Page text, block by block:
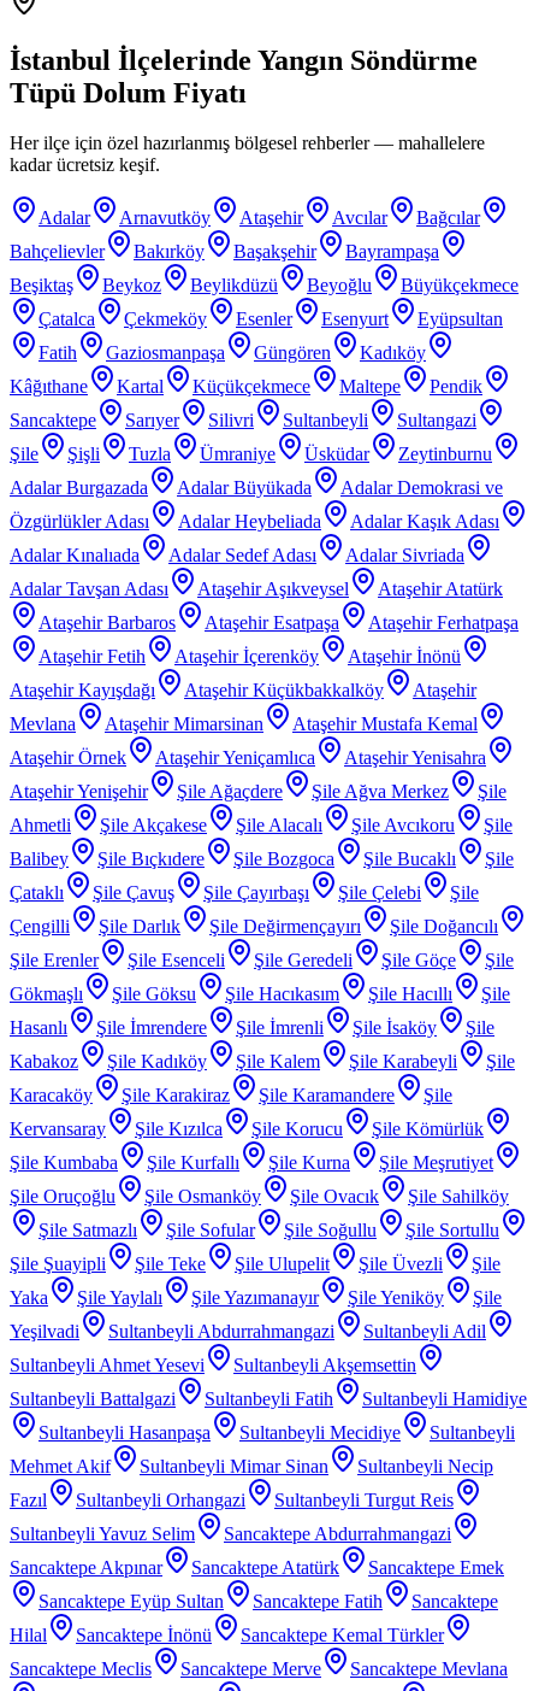
İstanbul İlçelerinde Yangın Söndürme
Tüpü Dolum Fiyatı
Her ilçe için özel hazırlanmış bölgesel rehberler — mahallelere
kadar ücretsiz keşif.
Adalar Arnavutköy Ataşehir Avcılar
Bağcılar
Bahçelievler
Bakırköy Başakşehir
Bayrampaşa
Beşiktaş
Beykoz Beylikdüzü Beyoğlu
Büyükçekmece
Çatalca
Çekmeköy Esenler Esenyurt
Eyüpsultan
Fatih
Gaziosmanpaşa Güngören
Kadıköy
Kâğıthane
Kartal Küçükçekmece Maltepe
Pendik
Sancaktepe
Sarıyer Silivri Sultanbeyli
Sultangazi
Şile
Şişli Tuzla Ümraniye Üsküdar
Zeytinburnu
Adalar Burgazada
Adalar Büyükada
Adalar Demokrasi ve
Özgürlükler Adası
Adalar Heybeliada
Adalar Kaşık Adası
Adalar Kınalıada
Adalar Sedef Adası
Adalar Sivriada
Adalar Tavşan Adası
Ataşehir Aşıkveysel
Ataşehir Atatürk
Ataşehir Barbaros
Ataşehir Esatpaşa
Ataşehir Ferhatpaşa
Ataşehir Fetih
Ataşehir İçerenköy
Ataşehir İnönü
Ataşehir Kayışdağı
Ataşehir Küçükbakkalköy
Ataşehir
Mevlana
Ataşehir Mimarsinan
Ataşehir Mustafa Kemal
Ataşehir Örnek
Ataşehir Yeniçamlıca
Ataşehir Yenisahra
Ataşehir Yenişehir
Şile Ağaçdere Şile Ağva Merkez
Şile
Ahmetli
Şile Akçakese Şile Alacalı Şile Avcıkoru
Şile
Balibey
Şile Bıçkıdere Şile Bozgoca Şile Bucaklı
Şile
Çataklı
Şile Çavuş Şile Çayırbaşı Şile Çelebi
Şile
Çengilli
Şile Darlık Şile Değirmençayırı
Şile Doğancılı
Şile Erenler
Şile Esenceli Şile Geredeli Şile Göçe
Şile
Gökmaşlı
Şile Göksu Şile Hacıkasım Şile Hacıllı
Şile
Hasanlı
Şile İmrendere Şile İmrenli Şile İsaköy
Şile
Kabakoz
Şile Kadıköy Şile Kalem Şile Karabeyli
Şile
Karacaköy
Şile Karakiraz Şile Karamandere
Şile
Kervansaray
Şile Kızılca Şile Korucu
Şile Kömürlük
Şile Kumbaba
Şile Kurfallı Şile Kurna
Şile Meşrutiyet
Şile Oruçoğlu
Şile Osmanköy Şile Ovacık
Şile Sahilköy
Şile Satmazlı
Şile Sofular Şile Soğullu
Şile Sortullu
Şile Şuayipli
Şile Teke Şile Ulupelit Şile Üvezli
Şile
Yaka
Şile Yaylalı Şile Yazımanayır Şile Yeniköy
Şile
Yeşilvadi
Sultanbeyli Abdurrahmangazi
Sultanbeyli Adil
Sultanbeyli Ahmet Yesevi
Sultanbeyli Akşemsettin
Sultanbeyli Battalgazi
Sultanbeyli Fatih
Sultanbeyli Hamidiye
Sultanbeyli Hasanpaşa
Sultanbeyli Mecidiye
Sultanbeyli
Mehmet Akif
Sultanbeyli Mimar Sinan
Sultanbeyli Necip
Fazıl
Sultanbeyli Orhangazi
Sultanbeyli Turgut Reis
Sultanbeyli Yavuz Selim
Sancaktepe Abdurrahmangazi
Sancaktepe Akpınar
Sancaktepe Atatürk
Sancaktepe Emek
Sancaktepe Eyüp Sultan
Sancaktepe Fatih
Sancaktepe
Hilal
Sancaktepe İnönü
Sancaktepe Kemal Türkler
Sancaktepe Meclis
Sancaktepe Merve
Sancaktepe Mevlana